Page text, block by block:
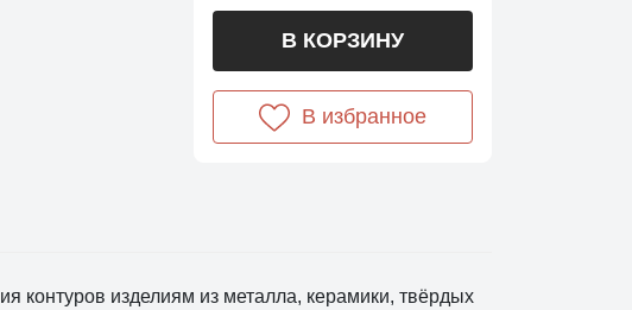
В КОРЗИНУ
В избранное
контуров изделиям из металла, керамики, твёрдых